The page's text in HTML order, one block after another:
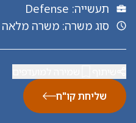
תעשייה:
Defense
סוג משרה: משרה מלאה
שליחת קו"ח